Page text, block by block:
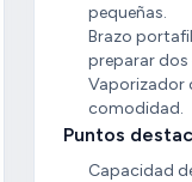
pequeñas.
Brazo
preparar dos
Vaporizador
comodidad.
Puntos
Capacidad